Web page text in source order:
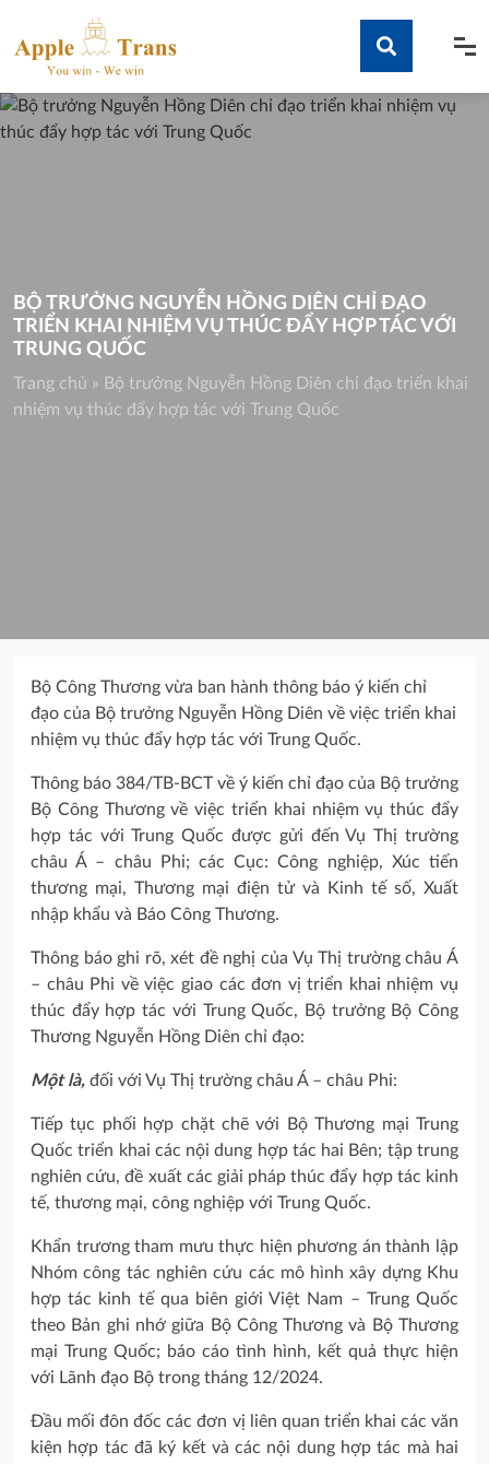
content
Tìm kiếm
BỘ TRƯỞNG NGUYỄN HỒNG DIÊN CHỈ ĐẠO
TRIỂN KHAI NHIỆM VỤ THÚC ĐẨY HỢP TÁC VỚI
TRUNG QUỐC
Trang chủ » Bộ trưởng Nguyễn Hồng Diên chỉ đạo triển khai
nhiệm vụ thúc đẩy hợp tác với Trung Quốc
Bộ Công Thương vừa ban hành thông báo ý kiến chỉ
đạo của Bộ trưởng Nguyễn Hồng Diên về việc triển khai
nhiệm vụ thúc đẩy hợp tác với Trung Quốc.
Thông báo 384/TB-BCT về ý kiến chỉ đạo của Bộ trưởng
Bộ Công Thương về việc triển khai nhiệm vụ thúc đẩy
hợp tác với Trung Quốc được gửi đến Vụ Thị trường
châu Á – châu Phi; các Cục: Công nghiệp, Xúc tiến
thương mại, Thương mại điện tử và Kinh tế số, Xuất
nhập khẩu và Báo Công Thương.
Thông báo ghi rõ, xét đề nghị của Vụ Thị trường châu Á
– châu Phi về việc giao các đơn vị triển khai nhiệm vụ
thúc đẩy hợp tác với Trung Quốc, Bộ trưởng Bộ Công
Thương Nguyễn Hồng Diên chỉ đạo:
Một là, đối với Vụ Thị trường châu Á – châu Phi:
Tiếp tục phối hợp chặt chẽ với Bộ Thương mại Trung
Quốc triển khai các nội dung hợp tác hai Bên; tập trung
nghiên cứu, đề xuất các giải pháp thúc đẩy hợp tác kinh
tế, thương mại, công nghiệp với Trung Quốc.
Khẩn trương tham mưu thực hiện phương án thành lập
Nhóm công tác nghiên cứu các mô hình xây dựng Khu
hợp tác kinh tế qua biên giới Việt Nam – Trung Quốc
theo Bản ghi nhớ giữa Bộ Công Thương và Bộ Thương
mại Trung Quốc; báo cáo tình hình, kết quả thực hiện
với Lãnh đạo Bộ trong tháng 12/2024.
Đầu mối đôn đốc các đơn vị liên quan triển khai các văn
kiện hợp tác đã ký kết và các nội dung hợp tác mà hai